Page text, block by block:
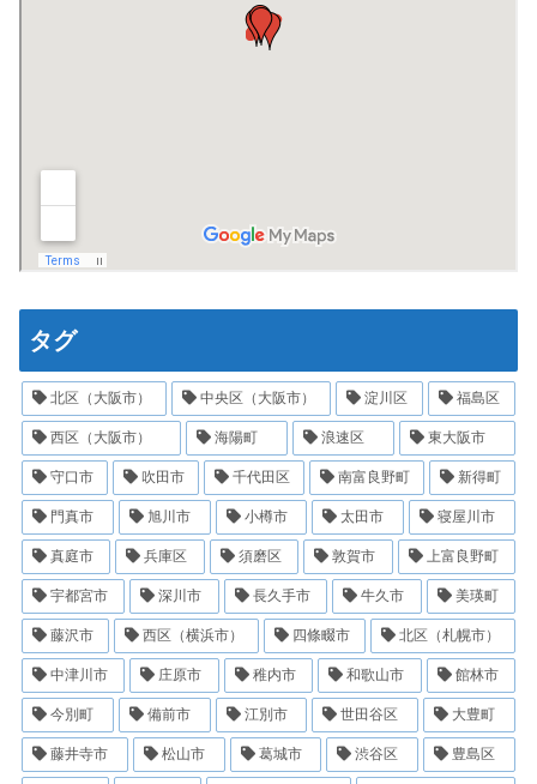
タグ
北区（大阪市） 中央区（大阪市） 淀川区 福島区
西区（大阪市） 海陽町 浪速区 東大阪市
守口市 吹田市 千代田区 南富良野町 新得町
門真市 旭川市 小樽市 太田市 寝屋川市
真庭市 兵庫区 須磨区 敦賀市 上富良野町
宇都宮市 深川市 長久手市 牛久市 美瑛町
藤沢市 西区（横浜市） 四條畷市 北区（札幌市）
中津川市 庄原市 稚内市 和歌山市 館林市
今別町 備前市 江別市 世田谷区 大豊町
藤井寺市 松山市 葛城市 渋谷区 豊島区